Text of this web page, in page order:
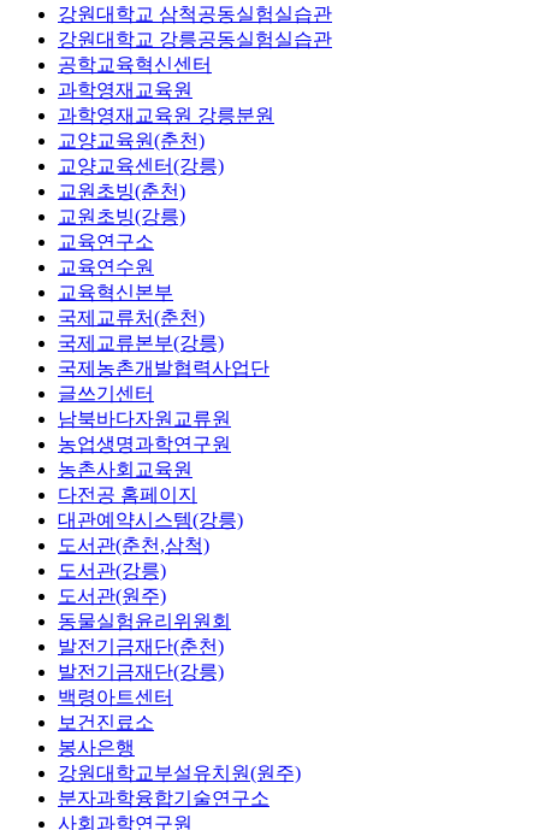
강원대학교 삼척공동실험실습관
강원대학교 강릉공동실험실습관
공학교육혁신센터
과학영재교육원
과학영재교육원 강릉분원
교양교육원(춘천)
교양교육센터(강릉)
교원초빙(춘천)
교원초빙(강릉)
교육연구소
교육연수원
교육혁신본부
국제교류처(춘천)
국제교류본부(강릉)
국제농촌개발협력사업단
글쓰기센터
남북바다자원교류원
농업생명과학연구원
농촌사회교육원
다전공 홈페이지
대관예약시스템(강릉)
도서관(춘천,삼척)
도서관(강릉)
도서관(원주)
동물실험윤리위원회
발전기금재단(춘천)
발전기금재단(강릉)
백령아트센터
보건진료소
봉사은행
강원대학교부설유치원(원주)
분자과학융합기술연구소
사회과학연구원